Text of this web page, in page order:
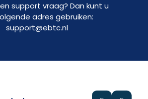
support vraag? Dan kunt u
adres gebruiken:
support@ebtc.nl